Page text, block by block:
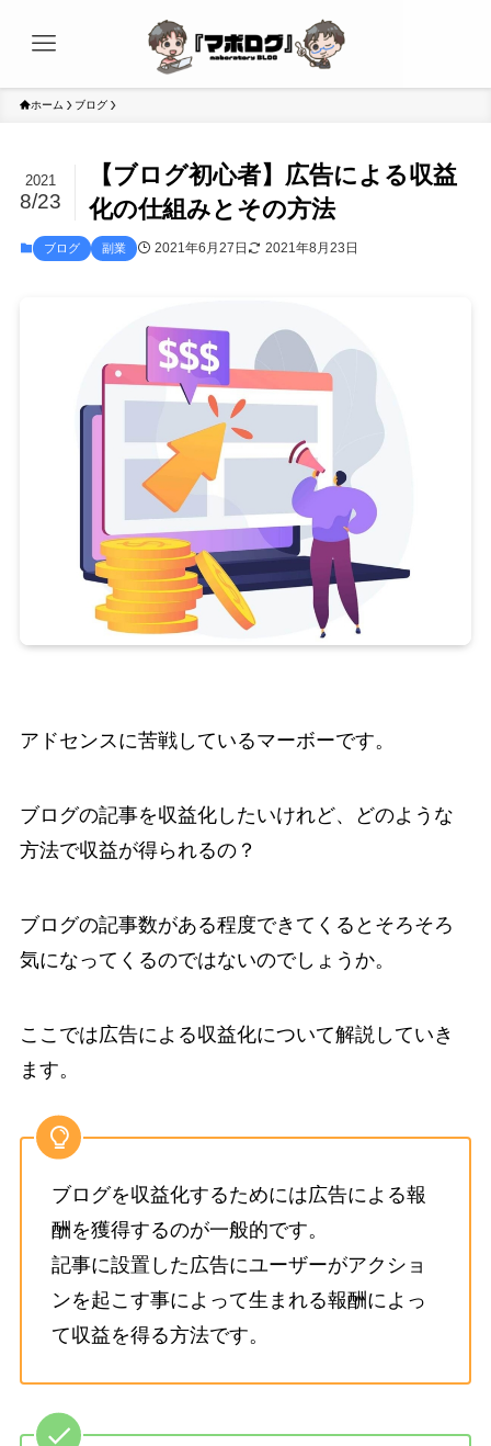
ホーム ブログ
【ブログ初心者】広告による収益
化の仕組みとその方法
2021
8/23
ブログ 副業 2021年6月27日 2021年8月23日
アドセンスに苦戦しているマーボーです。
ブログの記事を収益化したいけれど、どのような
方法で収益が得られるの？
ブログの記事数がある程度できてくるとそろそろ
気になってくるのではないのでしょうか。
ここでは広告による収益化について解説していき
ます。
ブログを収益化するためには広告による報
酬を獲得するのが一般的です。
記事に設置した広告にユーザーがアクショ
ンを起こす事によって生まれる報酬によっ
て収益を得る方法です。